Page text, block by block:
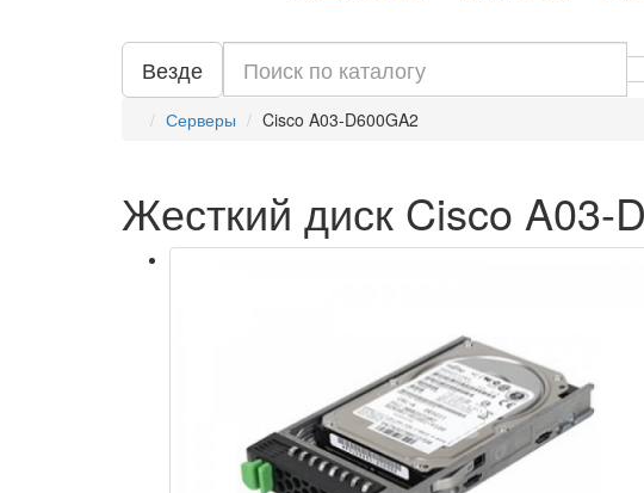
Везде
Серверы Cisco A03-D600GA2
Жесткий диск Cisco A03-